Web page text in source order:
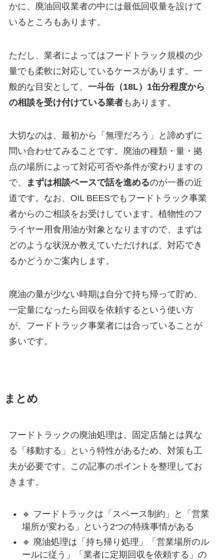
かに、廃油回収業者の中には最低回収量を設けて
いるところもあります。
ただし、業者によってはフードトラック規模の少
量でも柔軟に対応しているケースがあります。一
般的な目安として、 一斗缶（18L）1缶分程度から
の相談を受け付けている業者もあります。
大切なのは、最初から「無理だろう」と諦めずに
問い合わせてみることです。廃油の種類・量・拠
点の場所によって対応可否や条件が変わりますの
で、
まずは相談ベースで話を進めるのが一番の近
道です。なお、OIL BEESでもフードトラック事業
者からのご相談をお受けしています。植物性のフ
ライヤー用食用油が対象となりますので、まずは
どのような状況か教えていただければ、対応でき
るかどうかご案内します。
廃油の量が少ない時期は自分で持ち帰って貯め、
一定量になったら回収を依頼するという使い方
が、フードトラック事業者には合っていることが
多いです。
まとめ
フードトラックの廃油処理は、固定店舗とは異な
る「移動する」という特性があるため、対策も工
夫が必要です。この記事のポイントを整理してお
きます。
🔹 フードトラックは「スペース制約」と「営業
場所が変わる」という2つの特殊事情がある
🔹 廃油処理は「持ち帰り処理」「営業場所のル
ールに従う」「業者に定期回収を依頼する」の